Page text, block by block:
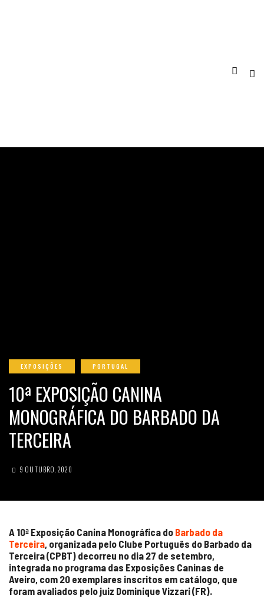
EXPOSIÇÕES PORTUGAL
10ª EXPOSIÇÃO CANINA
MONOGRÁFICA DO BARBADO DA
TERCEIRA
9 OUTUBRO, 2020
A 10ª Exposição Canina Monográfica do Barbado da
Terceira, organizada pelo Clube Português do Barbado da
Terceira (CPBT) decorreu no dia 27 de setembro,
integrada no programa das Exposições Caninas de
Aveiro, com 20 exemplares inscritos em catálogo, que
foram avaliados pelo juiz Dominique Vizzari (FR).